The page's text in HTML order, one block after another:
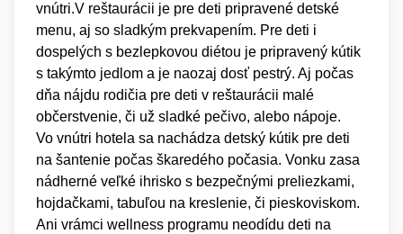
vnútri.V reštaurácii je pre deti pripravené detské
menu, aj so sladkým prekvapením. Pre deti i
dospelých s bezlepkovou diétou je pripravený kútik
s takýmto jedlom a je naozaj dosť pestrý. Aj počas
dňa nájdu rodičia pre deti v reštaurácii malé
občerstvenie, či už sladké pečivo, alebo nápoje.
Vo vnútri hotela sa nachádza detský kútik pre deti
na šantenie počas škaredého počasia. Vonku zasa
nádherné veľké ihrisko s bezpečnými preliezkami,
hojdačkami, tabuľou na kreslenie, či pieskoviskom.
Ani vrámci wellness programu neodídu deti na